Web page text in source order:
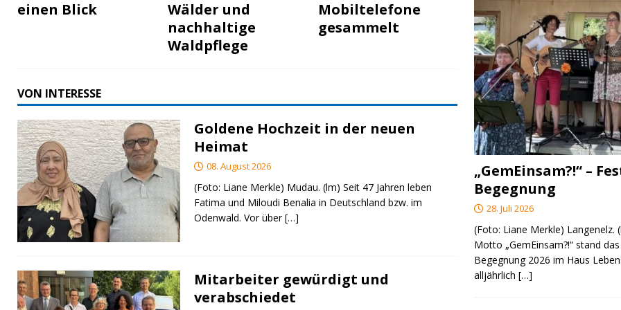
einen Blick
Wälder und
nachhaltige
Waldpflege
Mobiltelefone
gesammelt
VON INTERESSE
Goldene Hochzeit in der neuen
Heimat
08. August 2026
(Foto: Liane Merkle) Mudau. (lm) Seit 47 Jahren leben
Fatima und Miloudi Benalia in Deutschland bzw. im
Odenwald. Vor über[…]
Mitarbeiter gewürdigt und
verabschiedet
„GemEinsam?!“ –
Begegnung
28. Juli 2026
(Foto: Liane Merkle) Langenelz.
Motto „GemEinsam?!“ stand
Begegnung 2026 im Haus
alljährlich[…]